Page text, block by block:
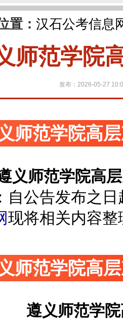
置： 汉石公考信息
师范学院
发布：2026-05-27
师范学院高
义师范学院高
自公告发布之
现将相关内容
师范学院高
遵义师范学